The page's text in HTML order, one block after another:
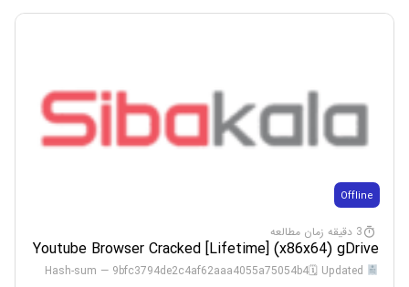
Offline
3 دقیقه زمان مطالعه
Youtube Browser Cracked [Lifetime] (x86x64) gDrive
Hash-sum — 9bfc3794de2c4af62aaa4055a75054b4🗓 Updated